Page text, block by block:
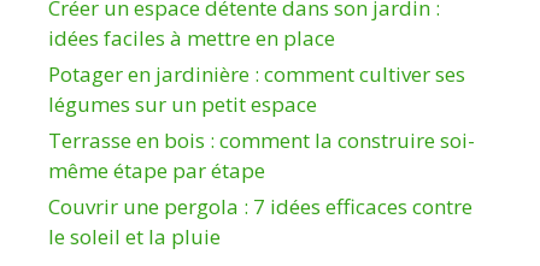
Créer un espace détente dans son jardin :
idées faciles à mettre en place
Potager en jardinière : comment cultiver ses
légumes sur un petit espace
Terrasse en bois : comment la construire soi-
même étape par étape
Couvrir une pergola : 7 idées efficaces contre
le soleil et la pluie